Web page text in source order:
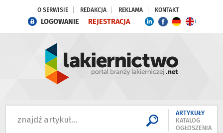
O SERWISIE REDAKCJA REKLAMA KONTAKT
LOGOWANIE REJESTRACJA
ARTYKUŁY
KATALOG
OGŁOSZENIA